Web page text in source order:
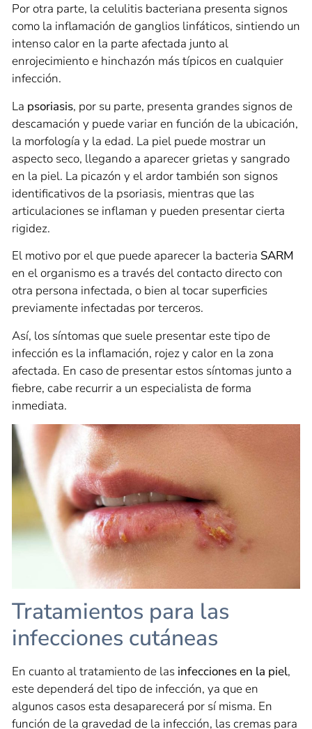
Por otra parte, la celulitis bacteriana presenta signos
como la inflamación de ganglios linfáticos, sintiendo un
intenso calor en la parte afectada junto al
enrojecimiento e hinchazón más típicos en cualquier
infección.
La psoriasis, por su parte, presenta grandes signos de
descamación y puede variar en función de la ubicación,
la morfología y la edad. La piel puede mostrar un
aspecto seco, llegando a aparecer grietas y sangrado
en la piel. La picazón y el ardor también son signos
identificativos de la psoriasis, mientras que las
articulaciones se inflaman y pueden presentar cierta
rigidez.
El motivo por el que puede aparecer la bacteria SARM
en el organismo es a través del contacto directo con
otra persona infectada, o bien al tocar superficies
previamente infectadas por terceros.
Así, los síntomas que suele presentar este tipo de
infección es la inflamación, rojez y calor en la zona
afectada. En caso de presentar estos síntomas junto a
fiebre, cabe recurrir a un especialista de forma
inmediata.
Tratamientos para las
infecciones cutáneas
En cuanto al tratamiento de las infecciones en la piel,
este dependerá del tipo de infección, ya que en
algunos casos esta desaparecerá por sí misma. En
función de la gravedad de la infección, las cremas para